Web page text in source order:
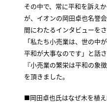
その中で、常に平和を訴え
が、イオンの岡田卓也名誉
間にわたるインタビューを
「私たち小売業は、世の中
平和が大事なのです」と話
『小売業の繁栄は平和の象
を頂きました。
■岡田卓也氏はなぜ木を植